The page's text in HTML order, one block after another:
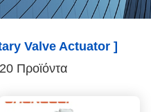
Valve Actuator ]
Προϊόντα